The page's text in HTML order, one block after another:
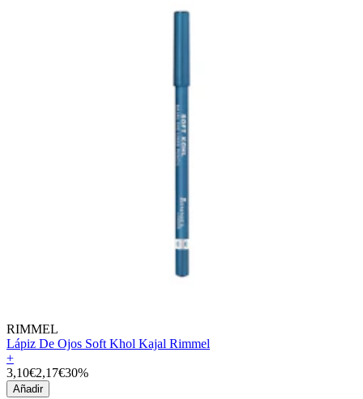
RIMMEL
Lápiz De Ojos Soft Khol Kajal Rimmel
+
3,10€2,17€30%
Añadir